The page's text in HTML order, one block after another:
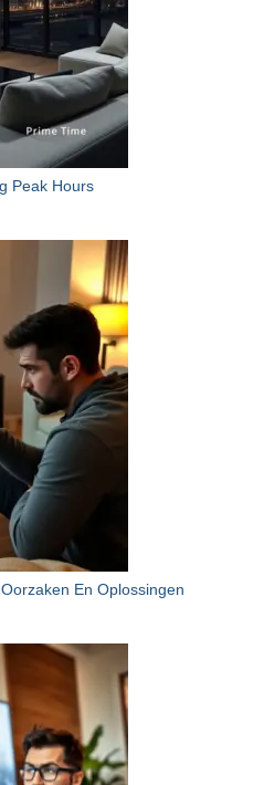
Peak Hours
En Oplossingen